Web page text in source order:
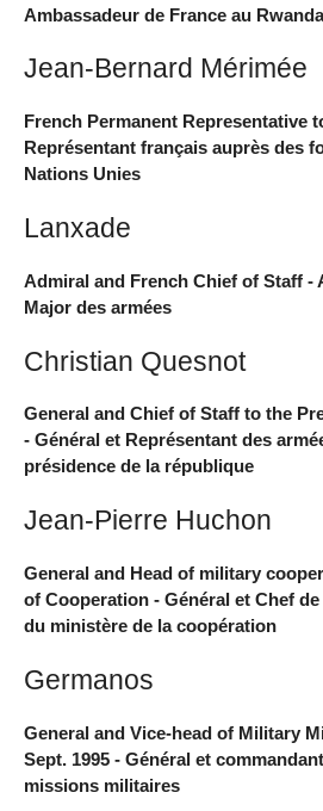
Ambassadeur de France au Rwanda
Jean-Bernard Mérimée
French Permanent Representative
Représentant français auprès des
Nations Unies
Lanxade
Admiral and French Chief of Staff -
Major des armées
Christian Quesnot
General and Chief of Staff to the
- Général et Représentant des
présidence de la république
Jean-Pierre Huchon
General and Head of military
of Cooperation - Général et Chef
du ministère de la coopération
Germanos
General and Vice-head of Military
Sept. 1995 - Général et
missions militaires